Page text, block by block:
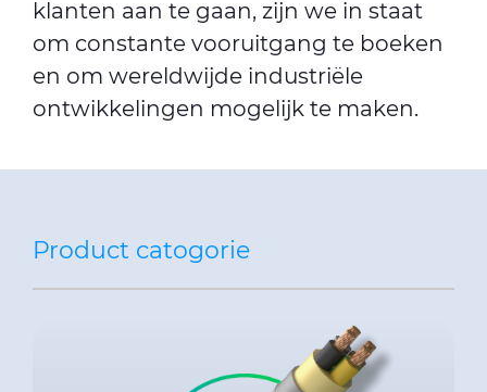
klanten aan te gaan, zijn we in staat
om constante vooruitgang te boeken
en om wereldwijde industriële
ontwikkelingen mogelijk te maken.
Product catogorie